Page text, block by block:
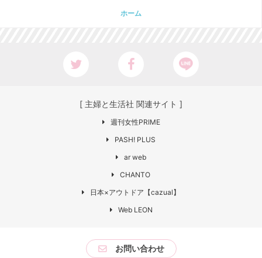
ホーム
[ 主婦と生活社 関連サイト ]
週刊女性PRIME
PASH! PLUS
ar web
CHANTO
日本×アウトドア【cazual】
Web LEON
お問い合わせ